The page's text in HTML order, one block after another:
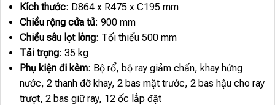
Kích thước: D864 x R475 x C195 mm
Chiều rộng cửa tủ: 900 mm
Chiều sâu lọt lòng: Tối thiểu 500 mm
Tải trọng: 35 kg
Phụ kiện đi kèm: Bộ rổ, bộ ray giảm chấn, khay hứng
nước, 2 thanh đỡ khay, 2 bas mặt trước, 2 bas hậu cho ray
trượt, 2 bas giữ ray, 12 ốc lắp đặt